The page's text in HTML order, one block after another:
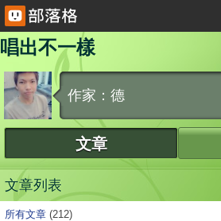
唱出不一樣
作家：德
文章
文章列表
所有文章 (212)